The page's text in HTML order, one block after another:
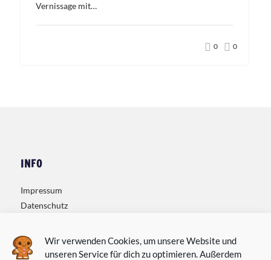
Wir verwenden Cookies, um unsere Website und
unseren Service für dich zu optimieren. Außerdem
Vernissage mit…
0 0
INFO
Impressum
Datenschutz